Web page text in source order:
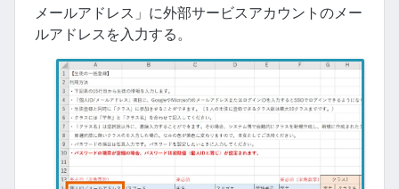
メールアドレス」に外部サービスアカウントのメー
ルアドレスを入力する。